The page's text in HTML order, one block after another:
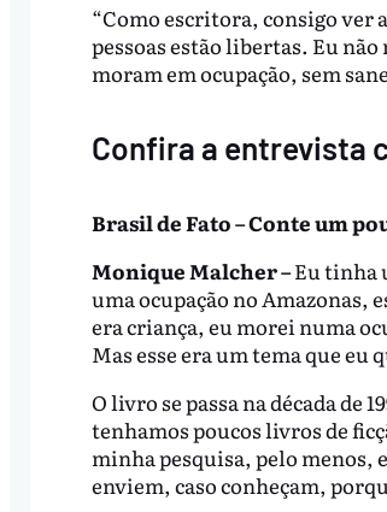
“Como escritora, consigo ver
pessoas estão libertas. Eu
moram em ocupação, sem
Confira a entrevista
Brasil de Fato – Conte um
Monique Malcher –Eu tinha
uma ocupação no Amazonas,
era criança, eu morei numa
Mas esse era um tema que
O livro se passa na década de
tenhamos poucos livros de
minha pesquisa, pelo menos,
enviem, caso conheçam,